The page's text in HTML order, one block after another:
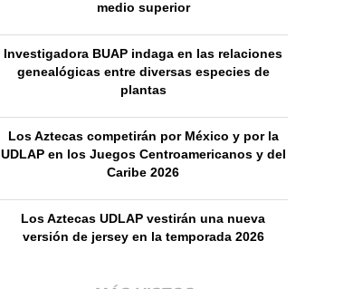
medio superior
Investigadora BUAP indaga en las relaciones
genealógicas entre diversas especies de
plantas
Los Aztecas competirán por México y por la
UDLAP en los Juegos Centroamericanos y del
Caribe 2026
Los Aztecas UDLAP vestirán una nueva
versión de jersey en la temporada 2026